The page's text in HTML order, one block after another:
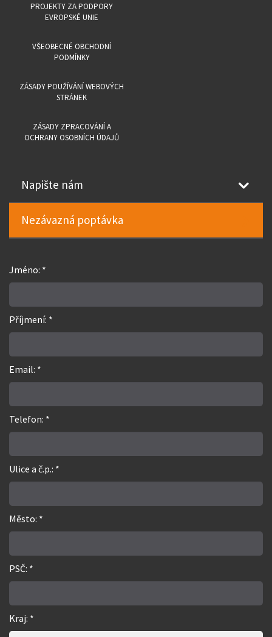
PROJEKTY ZA PODPORY
EVROPSKÉ UNIE
VŠEOBECNÉ OBCHODNÍ
PODMÍNKY
ZÁSADY POUŽÍVÁNÍ WEBOVÝCH
STRÁNEK
ZÁSADY ZPRACOVÁNÍ A
OCHRANY OSOBNÍCH ÚDAJŮ
Napište nám
Nezávazná poptávka
Jméno: *
Příjmení: *
Email: *
Telefon: *
Ulice a č.p.: *
Město: *
PSČ: *
Kraj: *